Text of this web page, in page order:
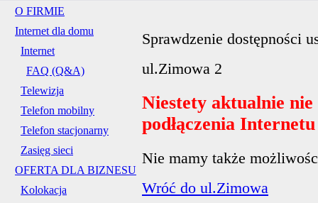
O FIRMIE
Internet dla domu
Internet
FAQ (Q&A)
Telewizja
Telefon mobilny
Telefon stacjonarny
Zasięg sieci
OFERTA DLA BIZNESU
Kolokacja
Sprawdzenie dostępności
ul.Zimowa 2
Niestety aktualnie
podłączenia
Nie mamy także
Wróć do ul.Zimowa